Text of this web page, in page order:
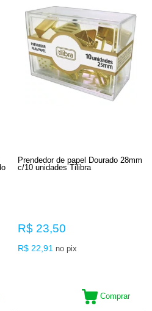
Prendedor de papel Dourado 28mm
c/10 unidades Tilibra
R$ 23,50
R$ 22,91 no pix
Comprar